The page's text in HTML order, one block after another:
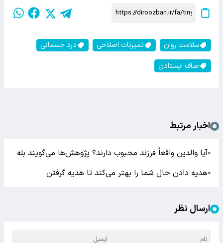
سلامت روان تمیرنات اصلاحی
درد جسمانی
صاف ایستادن
اخبار مرتبط
●آیا والدین واقعاً فرزند محبوب دارند؟ پژوهش‌ها می‌گویند بله
●هدیه دادن حال شما را بهتر می‌کند تا هدیه گرفتن
ارسال نظر